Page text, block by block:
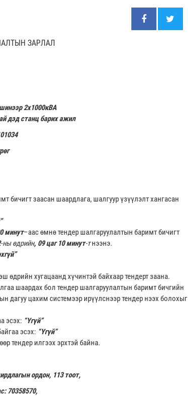
ЗАРЛАЛ
2х1000кВА
дэд станц барих ажил
бичигт заасан шаардлага, шалгуур үзүүлэлт хангасан
минут–аас өмнө тендер шалгаруулалтын баримт бичигт
-ны өдрийн, 09 цаг 10 минут-тнээнэ.
өдрийн хугацаанд хүчинтэй байхаар тендерт заана.
шаардах бол тендер шалгаруулалтын баримт бичгийн
дагуу цахим системээр ирүүлснээр тендер нээх болохыг
эсэх: “Үгүй”
эсэх: “Үгүй”
тендер илгээх эрхтэй байна.
ордон, 113 тоот,
70358570,